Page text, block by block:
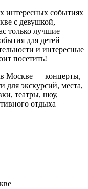
интересных событиях
с девушкой,
только лучшие
для детей
и интересные
посетить!
Москве — концерты,
для экскурсий, места,
театры, шоу,
отдыха